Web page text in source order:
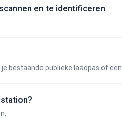
en te identificeren
bestaande publieke laadpas of een